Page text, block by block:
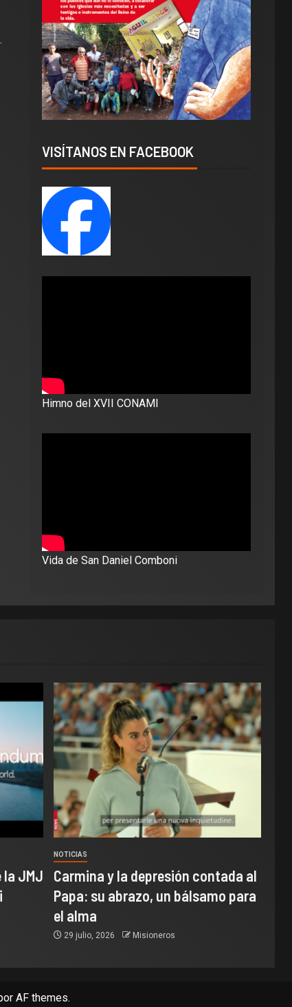
VISÍTANOS EN FACEBOOK
Himno del XVII CONAMI
Vida de San Daniel Comboni
la JMJ
NOTICIAS
Carmina y la depresión contada al
Papa: su abrazo, un bálsamo para
el alma
29 julio, 2026 Misioneros
AF themes.